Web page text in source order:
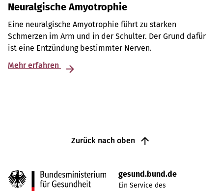
Neuralgische Amyotrophie
Eine neuralgische Amyotrophie führt zu starken
Schmerzen im Arm und in der Schulter. Der Grund dafür
ist eine Entzündung bestimmter Nerven.
Mehr erfahren
Zurück nach oben
gesund.bund.de
Ein Service des